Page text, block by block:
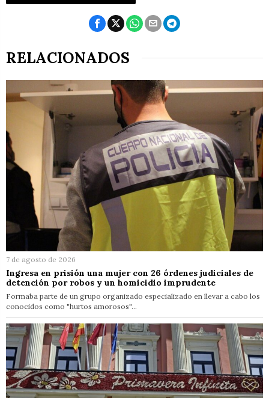
RELACIONADOS
7 de agosto de 2026
Ingresa en prisión una mujer con 26 órdenes judiciales de
detención por robos y un homicidio imprudente
Formaba parte de un grupo organizado especializado en llevar a cabo los
conocidos como "hurtos amorosos"…